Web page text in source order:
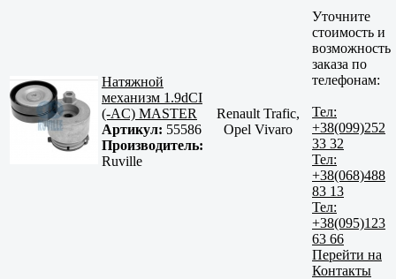
Натяжной
механизм 1.9dCI
(-AC) MASTER
Артикул: 55586
Производитель:
Ruville
Renault Trafic,
Opel Vivaro
Уточните
стоимость и
возможность
заказа по
телефонам:
Тел:
+38(099)252
33 32
Тел:
+38(068)488
83 13
Тел:
+38(095)123
63 66
Перейти на
Контакты